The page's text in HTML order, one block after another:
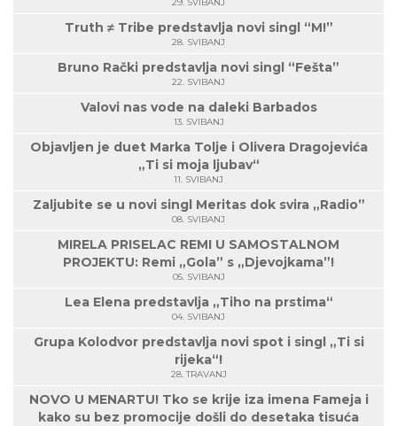
Truth ≠ Tribe predstavlja novi singl “M!”
28. SVIBANJ
Bruno Rački predstavlja novi singl “Fešta”
22. SVIBANJ
Valovi nas vode na daleki Barbados
13. SVIBANJ
Objavljen je duet Marka Tolje i Olivera Dragojevića
„Ti si moja ljubav“
11. SVIBANJ
Zaljubite se u novi singl Meritas dok svira „Radio”
08. SVIBANJ
MIRELA PRISELAC REMI U SAMOSTALNOM
PROJEKTU: Remi „Gola” s „Djevojkama”!
05. SVIBANJ
Lea Elena predstavlja „Tiho na prstima“
04. SVIBANJ
Grupa Kolodvor predstavlja novi spot i singl „Ti si
rijeka“!
28. TRAVANJ
NOVO U MENARTU! Tko se krije iza imena Fameja i
kako su bez promocije došli do desetaka tisuća